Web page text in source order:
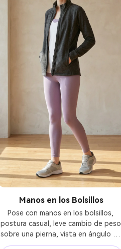
Manos en los Bolsillos
Pose con manos en los bolsillos,
postura casual, leve cambio de peso
sobre una pierna, vista en ángulo de
tres cuartos, equilibrio corporal